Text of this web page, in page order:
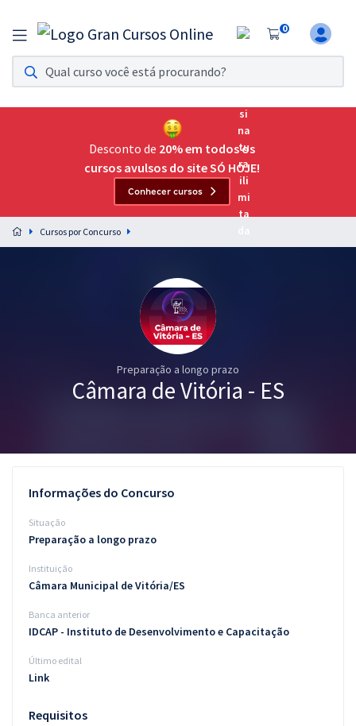
0
Assinatura Ilimitada 11
Acesso a todos os cursos. Teste grátis por 7 dias!
Assinatura OAB Até Passar
Acesso ilimitado a toda preparação para o Exame da
Preparação completa e intensiva para as principais
residências em saúde do Brasil
Graduação
Questões grátis
Blog
Aprovados
Atendimento
Desconto de 20% em todos os
cursos avulsos do site SÓ HOJE!
Conhecer cursos
Cursos por Concurso
Preparação a longo prazo
Câmara de Vitória - ES
Informações do Concurso
Situação
Preparação a longo prazo
Instituição
Câmara Municipal de Vitória/ES
Banca anterior
IDCAP - Instituto de Desenvolvimento e Capacitação
Último edital
Link
Requisitos